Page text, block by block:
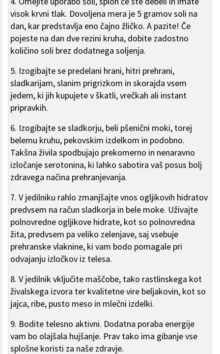
visok krvni tlak. Dovoljena mera je 5 gramov soli na
dan, kar predstavlja eno čajno žličko. A pazite! Če
pojeste na dan dve rezini kruha, dobite zadostno
količino soli brez dodatnega soljenja.
5. Izogibajte se predelani hrani, hitri prehrani,
sladkarijam, slanim prigrizkom in skorajda vsem
jedem, ki jih kupujete v škatli, vrečkah ali instant
pripravkih.
6. Izogibajte se sladkorju, beli pšenični moki, torej
belemu kruhu, pekovskim izdelkom in podobno.
Takšna živila spodbujajo prekomerno in nenaravno
izločanje serotonina, ki lahko sabotira vaš posus bolj
zdravega načina prehranjevanja.
7. V jedilniku rahlo zmanjšajte vnos ogljikovih hidratov
predvsem na račun sladkorja in bele moke. Uživajte
polnovredne ogljikove hidrate, kot so polnovredna
žita, predvsem pa veliko zelenjave, saj vsebuje
prehranske vlaknine, ki vam bodo pomagale pri
odvajanju izločkov iz telesa.
8. V jedilnik vključite maščobe, tako rastlinskega kot
živalskega izvora ter kvalitetne vire beljakovin, kot so
jajca, ribe, pusto meso in mlečni izdelki.
9. Bodite telesno aktivni. Dodatna poraba energije
vam bo olajšala hujšanje. Prav tako ima gibanje vse
splošne koristi za naše zdravje.